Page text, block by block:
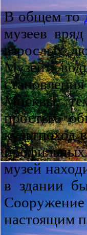
В общем то
музеев
взрослых
Музей
Москвы,
простых
культпоход
профильных
музей
в здании
настоящим